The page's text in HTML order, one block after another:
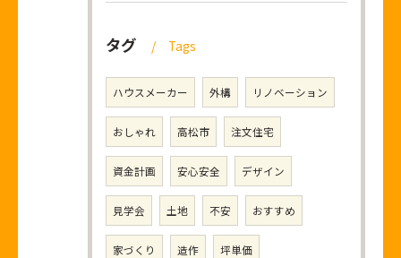
タグ Tags
ハウスメーカー 外構 リノベーション
おしゃれ 高松市 注文住宅
資金計画 安心安全 デザイン
見学会 土地 不安 おすすめ
家づくり 造作 坪単価